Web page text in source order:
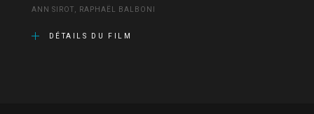
ANN SIROT, RAPHAËL BALBONI
DÉTAILS DU FILM